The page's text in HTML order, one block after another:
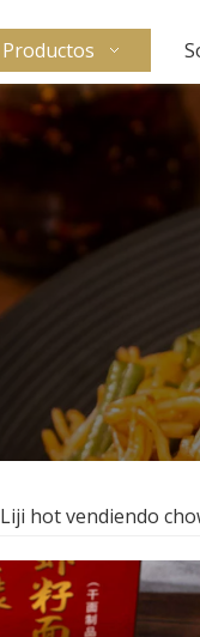
Productos
Liji hot vendiendo